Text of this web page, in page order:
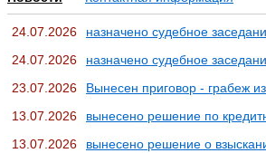
24.07.2026
назначено судебное
24.07.2026
назначено судебное
23.07.2026
Вынесен приговор - грабеж
13.07.2026
вынесено решение по
13.07.2026
вынесено решение о